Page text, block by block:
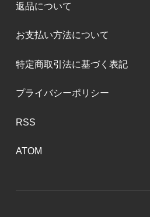
返品について
お支払い方法について
特定商取引法に基づく表記
プライバシーポリシー
RSS
ATOM